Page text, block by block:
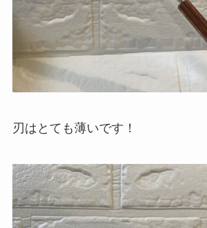
刃はとても薄いです！